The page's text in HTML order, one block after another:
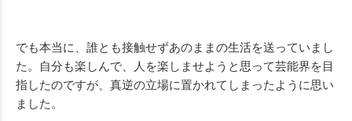
でも本当に、誰とも接触せずあのままの生活を送っていまし
た。自分も楽しんで、人を楽しませようと思って芸能界を目
指したのですが、真逆の立場に置かれてしまったように思い
ました。